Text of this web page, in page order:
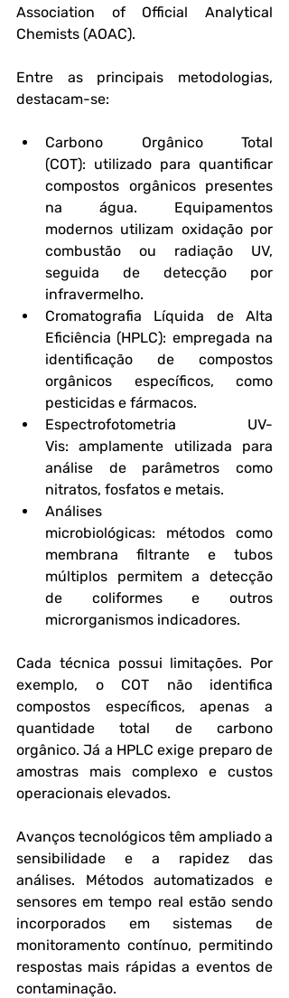
Association of Official Analytical
Chemists (AOAC).
Entre as principais metodologias,
destacam-se:
Carbono Orgânico Total
(COT): utilizado para quantificar
compostos orgânicos presentes
na água. Equipamentos
modernos utilizam oxidação por
combustão ou radiação UV,
seguida de detecção por
infravermelho.
Cromatografia Líquida de Alta
Eficiência (HPLC): empregada na
identificação de compostos
orgânicos específicos, como
pesticidas e fármacos.
Espectrofotometria UV-
Vis: amplamente utilizada para
análise de parâmetros como
nitratos, fosfatos e metais.
Análises
microbiológicas: métodos como
membrana filtrante e tubos
múltiplos permitem a detecção
de coliformes e outros
microrganismos indicadores.
Cada técnica possui limitações. Por
exemplo, o COT não identifica
compostos específicos, apenas a
quantidade total de carbono
orgânico. Já a HPLC exige preparo de
amostras mais complexo e custos
operacionais elevados.
Avanços tecnológicos têm ampliado a
sensibilidade e a rapidez das
análises. Métodos automatizados e
sensores em tempo real estão sendo
incorporados em sistemas de
monitoramento contínuo, permitindo
respostas mais rápidas a eventos de
contaminação.